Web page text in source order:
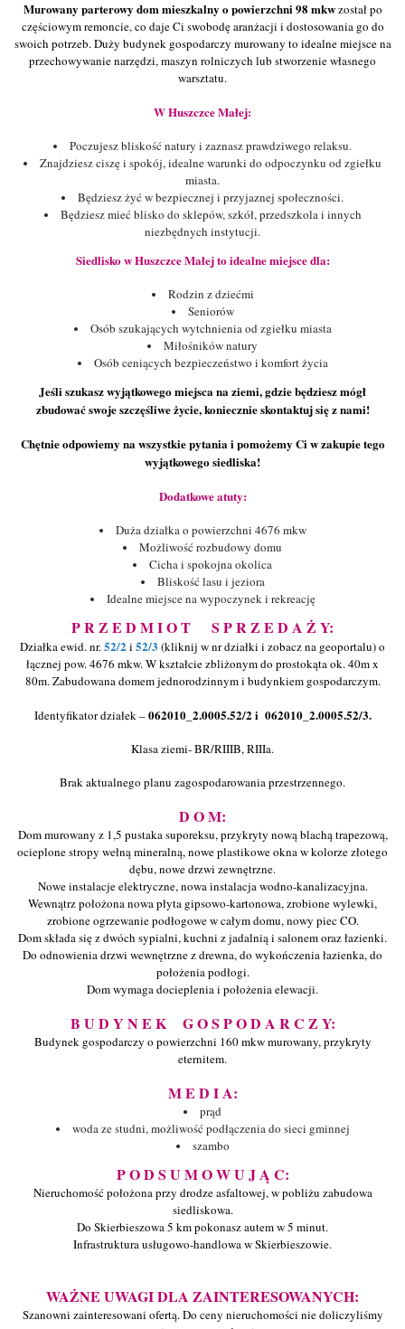
Murowany parterowy dom mieszkalny o powierzchni 98 mkwzostał po
częściowym remoncie, co daje Ci swobodę aranżacji i dostosowania go do
swoich potrzeb. Duży budynek gospodarczy murowany to idealne miejsce na
przechowywanie narzędzi, maszyn rolniczych lub stworzenie własnego
warsztatu.
W Huszczce Małej:
Poczujesz bliskość natury i zaznasz prawdziwego relaksu.
Znajdziesz ciszę i spokój, idealne warunki do odpoczynku od zgiełku
miasta.
Będziesz żyć w bezpiecznej i przyjaznej społeczności.
Będziesz mieć blisko do sklepów, szkół, przedszkola i innych
niezbędnych instytucji.
Siedlisko w Huszczce Małej to idealne miejsce dla:
Rodzin z dziećmi
Seniorów
Osób szukających wytchnienia od zgiełku miasta
Miłośników natury
Osób ceniących bezpieczeństwo i komfort życia
Jeśli szukasz wyjątkowego miejsca na ziemi, gdzie będziesz mógł
zbudować swoje szczęśliwe życie, koniecznie skontaktuj się z nami!
Chętnie odpowiemy na wszystkie pytania i pomożemy Ci w zakupie tego
wyjątkowego siedliska!
Dodatkowe atuty:
Duża działka o powierzchni 4676 mkw
Możliwość rozbudowy domu
Cicha i spokojna okolica
Bliskość lasu i jeziora
Idealne miejsce na wypoczynek i rekreację
P R Z E D M I O T S P R Z E D A Ż Y:
Działka ewid. nr.52/2 i 52/3 (kliknij w nr działki i zobacz na geoportalu) o
łącznej pow. 4676 mkw. W kształcie zbliżonym do prostokąta ok. 40m x
80m. Zabudowana domem jednorodzinnym i budynkiem gospodarczym.
Identyfikator działek –062010_2.0005.52/2 i 062010_2.0005.52/3.
Klasa ziemi- BR/RIIIB, RIIIa.
Brak aktualnego planu zagospodarowania przestrzennego.
D O M:
Dom murowany z 1,5 pustaka suporeksu, przykryty nową blachą trapezową,
ocieplone stropy wełną mineralną, nowe plastikowe okna w kolorze złotego
dębu, nowe drzwi zewnętrzne.
Nowe instalacje elektryczne, nowa instalacja wodno-kanalizacyjna.
Wewnątrz położona nowa płyta gipsowo-kartonowa, zrobione wylewki,
zrobione ogrzewanie podłogowe w całym domu, nowy piec CO.
Dom składa się z dwóch sypialni, kuchni z jadalnią i salonem oraz łazienki.
Do odnowienia drzwi wewnętrzne z drewna, do wykończenia łazienka, do
położenia podłogi.
Dom wymaga docieplenia i położenia elewacji.
B U D Y N E K G O S P O D A R C Z Y:
Budynek gospodarczy o powierzchni 160 mkw murowany, przykryty
eternitem.
M E D I A:
prąd
woda ze studni, możliwość podłączenia do sieci gminnej
szambo
P O D S U M O W U J Ą C:
Nieruchomość położona przy drodze asfaltowej, w pobliżu zabudowa
siedliskowa.
Do Skierbieszowa 5 km pokonasz autem w 5 minut.
Infrastruktura usługowo-handlowa w Skierbieszowie.
WAŻNE UWAGI DLA ZAINTERESOWANYCH:
Szanowni zainteresowani ofertą. Do ceny nieruchomości nie doliczyliśmy